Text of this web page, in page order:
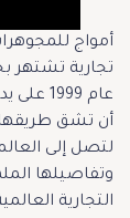
أمواج
تجارية تشتهر
عام 1999
أن تشق طريقها
لتصل إلى
وتفاصيلها
التجارية